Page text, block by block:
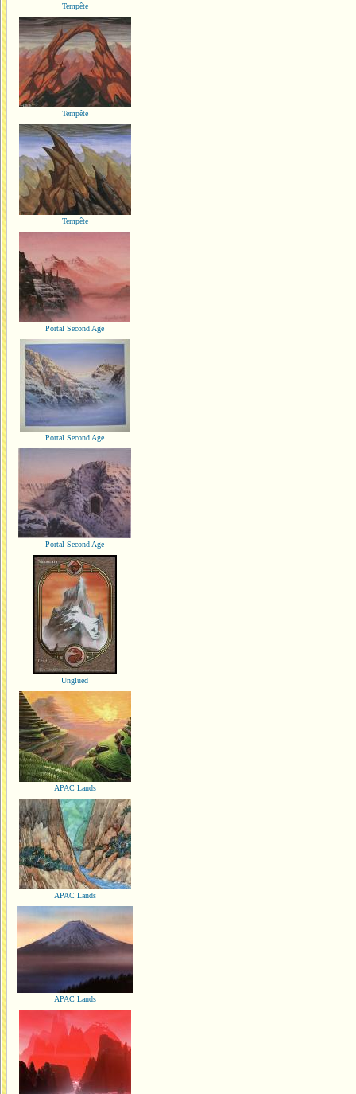
Tempête
Tempête
Tempête
Portal Second Age
Portal Second Age
Portal Second Age
Unglued
APAC Lands
APAC Lands
APAC Lands